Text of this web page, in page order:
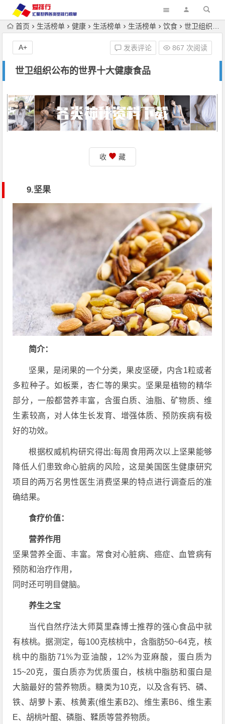
首页 生活榜单 健康 生活榜单 生活榜单 饮食 世卫组织公布的世界十大健康食品
世卫组织公布的世界十大健康食品
发表评论 867 次阅读
A+
收 藏
9.坚果
简介：
坚果，是闭果的一个分类，果皮坚硬，内含1粒或者
多粒种子。如板栗，杏仁等的果实。坚果是植物的精华
部分，一般都营养丰富，含蛋白质、油脂、矿物质、维
生素较高，对人体生长发育、增强体质、预防疾病有极
好的功效。
根据权威机构研究得出:每周食用两次以上坚果能够
降低人们患致命心脏病的风险，这是美国医生健康研究
项目的两万名男性医生消费坚果的特点进行调查后的准
确结果。
食疗价值：
营养作用
坚果营养全面、丰富。常食对心脏病、癌症、血管病有
预防和治疗作用，
同时还可明目健脑。
养生之宝
当代自然疗法大师莫里森博士推荐的强心食品中就
有核桃。据测定，每100克核桃中，含脂肪50~64克，核
桃中的脂肪71%为亚油酸，12%为亚麻酸，蛋白质为
15~20克，蛋白质亦为优质蛋白，核桃中脂肪和蛋白是
大脑最好的营养物质。糖类为10克，以及含有钙、磷、
铁、胡萝卜素、核黄素(维生素B2)、维生素B6、维生素
E、胡桃叶醌、磷脂、鞣质等营养物质。